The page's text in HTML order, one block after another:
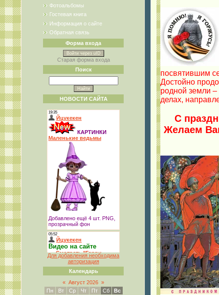
Фотоальбомы
Гостевая книга
Информация о сайте
Обратная связь
Форма входа
Войти через uID
Старая форма входа
Поиск
НОВОСТИ САЙТА
Для добавления необходима
авторизация
Календарь
« Август 2026 »
Пн
Вт Ср Чт Пт Сб
Вс
посвятившим
Достойно
родной земли
делах,
С
Желаем